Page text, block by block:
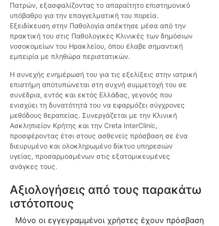
Πατρών, εξασφαλίζοντας το απαραίτητο επιστημονικό
υπόβαθρο για την επαγγελματική του πορεία.
Εξειδίκευση στην Παθολογία απέκτησε μέσα από την
πρακτική του στις Παθολογικές Κλινικές των δημόσιων
νοσοκομείων του Ηρακλείου, όπου έλαβε σημαντική
εμπειρία με πληθώρα περιστατικών.
Η συνεχής ενημέρωσή του για τις εξελίξεις στην ιατρική
επιστήμη αποτυπώνεται στη συχνή συμμετοχή του σε
συνέδρια, εντός και εκτός Ελλάδας, γεγονός που
ενισχύει τη δυνατότητά του να εφαρμόζει σύγχρονες
μεθόδους θεραπείας. Συνεργάζεται με την Κλινική
Ασκληπιείον Κρήτης και την Creta InterClinic,
προσφέροντας έτσι στους ασθενείς πρόσβαση σε ένα
διευρυμένο και ολοκληρωμένο δίκτυο υπηρεσιών
υγείας, προσαρμοσμένων στις εξατομικευμένες
ανάγκες τους.
Αξιολογήσεις από τους παρακάτω
ιστότοπους
Μόνο οι εγγεγραμμένοι χρήστες έχουν πρόσβαση